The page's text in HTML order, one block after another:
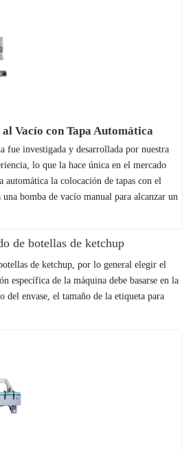
Vacío con Tapa Automática
fue investigada y desarrollada por nuestra
lo que la hace única en el mercado
automática la colocación de tapas con el
bomba de vacío manual para alcanzar un
de botellas de ketchup
de ketchup, por lo general elegir el
específica de la máquina debe basarse en la
del envase, el tamaño de la etiqueta para